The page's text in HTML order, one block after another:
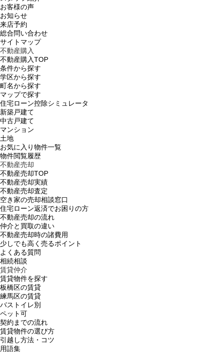
お客様の声
お知らせ
来店予約
総合問い合わせ
サイトマップ
不動産購入
不動産購入TOP
条件から探す
学区から探す
町名から探す
マップで探す
住宅ローン控除シミュレータ
新築戸建て
中古戸建て
マンション
土地
お気に入り物件一覧
物件閲覧履歴
不動産売却
不動産売却TOP
不動産売却実績
不動産売却査定
空き家の売却相談窓口
住宅ローン返済でお困りの方
不動産売却の流れ
仲介と買取の違い
不動産売却時の諸費用
少しでも高く売るポイント
よくある質問
相続相談
賃貸仲介
賃貸物件を探す
板橋区の賃貸
練馬区の賃貸
バストイレ別
ペット可
契約までの流れ
賃貸物件の選び方
引越し方法・コツ
用語集